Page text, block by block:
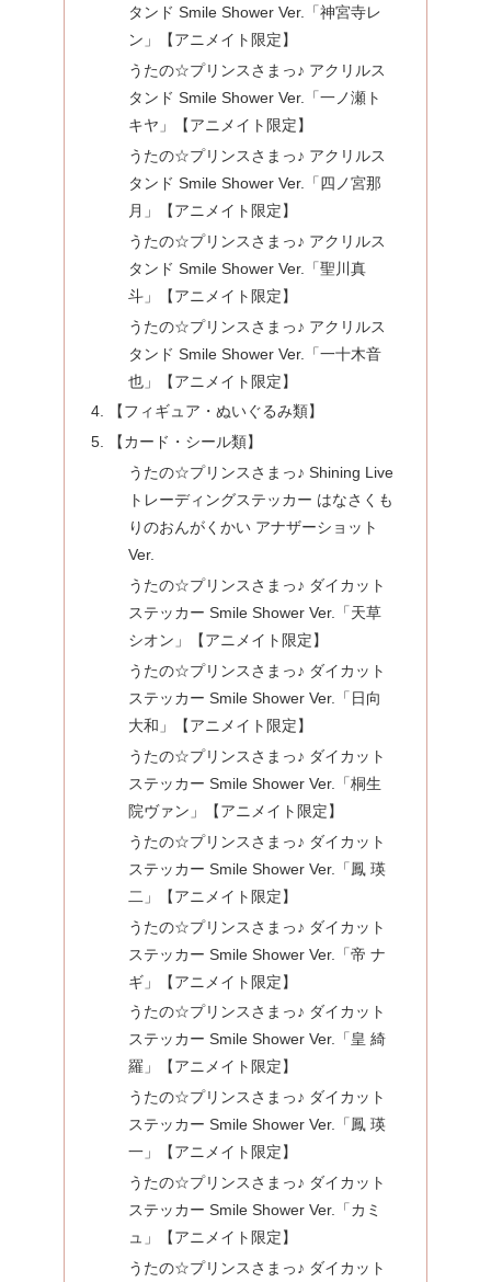
タンド Smile Shower Ver.「神宮寺レ
ン」【アニメイト限定】
うたの☆プリンスさまっ♪ アクリルス
タンド Smile Shower Ver.「一ノ瀬ト
キヤ」【アニメイト限定】
うたの☆プリンスさまっ♪ アクリルス
タンド Smile Shower Ver.「四ノ宮那
月」【アニメイト限定】
うたの☆プリンスさまっ♪ アクリルス
タンド Smile Shower Ver.「聖川真
斗」【アニメイト限定】
うたの☆プリンスさまっ♪ アクリルス
タンド Smile Shower Ver.「一十木音
也」【アニメイト限定】
【フィギュア・ぬいぐるみ類】
【カード・シール類】
うたの☆プリンスさまっ♪ Shining Live
トレーディングステッカー はなさくも
りのおんがくかい アナザーショット
Ver.
うたの☆プリンスさまっ♪ ダイカット
ステッカー Smile Shower Ver.「天草
シオン」【アニメイト限定】
うたの☆プリンスさまっ♪ ダイカット
ステッカー Smile Shower Ver.「日向
大和」【アニメイト限定】
うたの☆プリンスさまっ♪ ダイカット
ステッカー Smile Shower Ver.「桐生
院ヴァン」【アニメイト限定】
うたの☆プリンスさまっ♪ ダイカット
ステッカー Smile Shower Ver.「鳳 瑛
二」【アニメイト限定】
うたの☆プリンスさまっ♪ ダイカット
ステッカー Smile Shower Ver.「帝 ナ
ギ」【アニメイト限定】
うたの☆プリンスさまっ♪ ダイカット
ステッカー Smile Shower Ver.「皇 綺
羅」【アニメイト限定】
うたの☆プリンスさまっ♪ ダイカット
ステッカー Smile Shower Ver.「鳳 瑛
一」【アニメイト限定】
うたの☆プリンスさまっ♪ ダイカット
ステッカー Smile Shower Ver.「カミ
ュ」【アニメイト限定】
うたの☆プリンスさまっ♪ ダイカット